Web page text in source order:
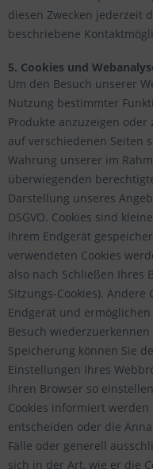
diesen Zwecken jederzeit
beschriebene
5. Cookies und
Um den Besuch unserer
Nutzung bestimmter
Produkte anzuzeigen
auf verschiedenen Seiten
Wahrung unserer im
überwiegenden
Darstellung unseres
DSGVO. Cookies sind
Ihrem Endgerät
verwendeten Cookies
also nach Schließen Ihres
Sitzungs-Cookies).
Endgerät und
Besuch
Speicherung können Sie
Einstellungen Ihres
Ihren Browser so
Cookies informiert
entscheiden oder die
Fälle oder generell
sich in der Art, wie er die